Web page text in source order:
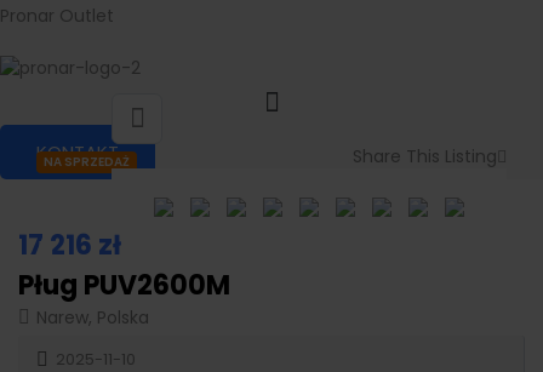
Pronar Outlet
KONTAKT
NA SPRZEDAŻ Share This Listing
17 216 zł
Pług PUV2600M
Narew, Polska
2025-11-10